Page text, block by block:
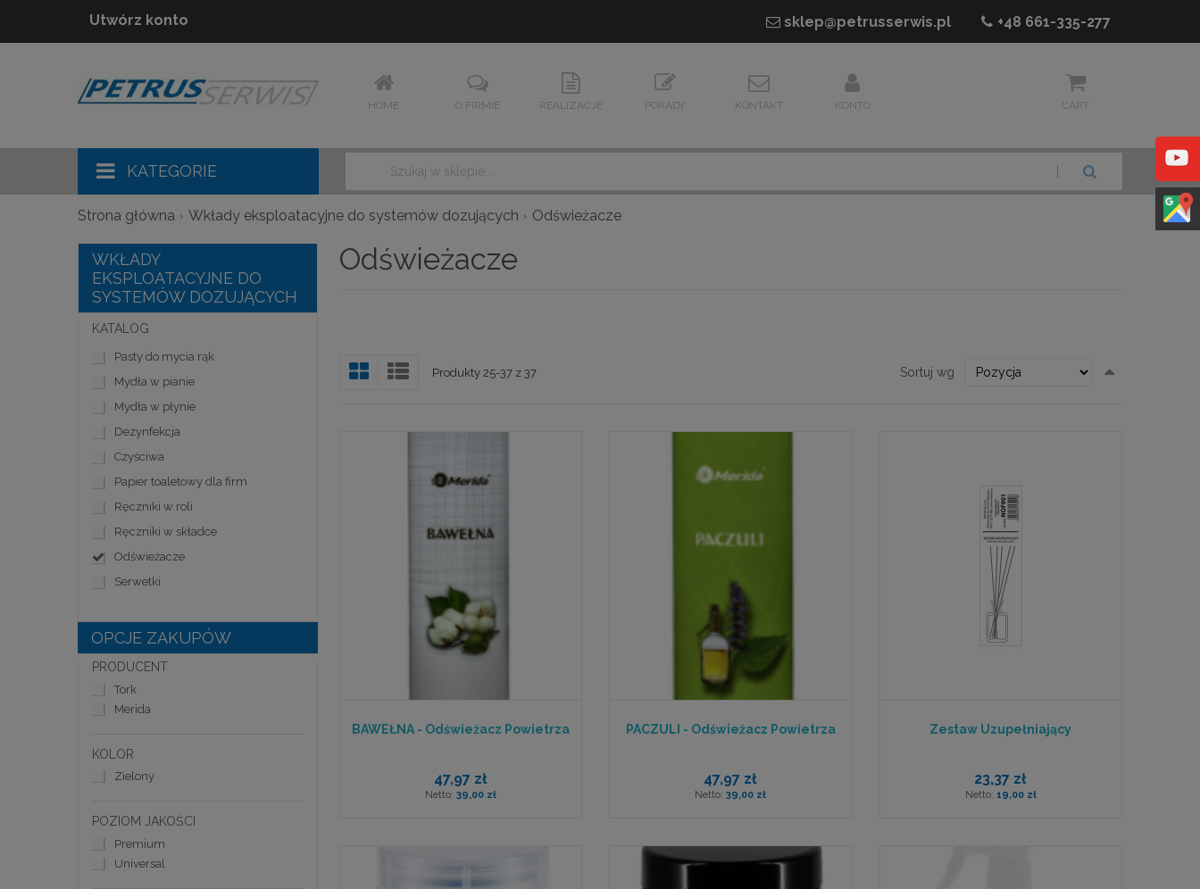
Utwórz konto sklep@petrusserwis.pl +48 661-335-277
HOME O FIRMIE REALIZACJE PORADY KONTAKT KONTO CART
KATEGORIE
Strona główna Wkłady eksploatacyjne do systemów dozujących Odświeżacze
Odświeżacze
Siatka ListaProdukty 25-37z 37 Sortuj wg
kierunek
BAWEŁNA - Odświeżacz Powietrza
47,97 zł
39,00 zł
PACZULI - Odświeżacz Powietrza
47,97 zł
39,00 zł
Zestaw Uzupełniający
23,37 zł
19,00 zł
WKŁADY
EKSPLOATACYJNE DO
SYSTEMÓW DOZUJĄCYCH
KATALOG
Pasty do mycia rąk
Mydła w pianie
Mydła w płynie
Dezynfekcja
Czyściwa
Papier toaletowy dla firm
Ręczniki w roli
Ręczniki w składce
Odświeżacze
Serwetki
OPCJE ZAKUPÓW
PRODUCENT
Tork
Merida
KOLOR
Zielony
POZIOM JAKOŚCI
Premium
Universal